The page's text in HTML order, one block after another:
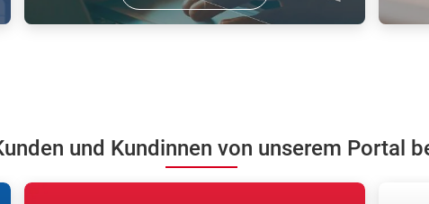
und Kundinnen von unserem Portal